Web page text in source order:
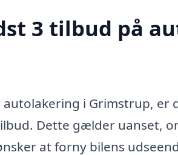
3 tilbud på
i Grimstrup, er
Dette gælder uanset,
at forny bilens